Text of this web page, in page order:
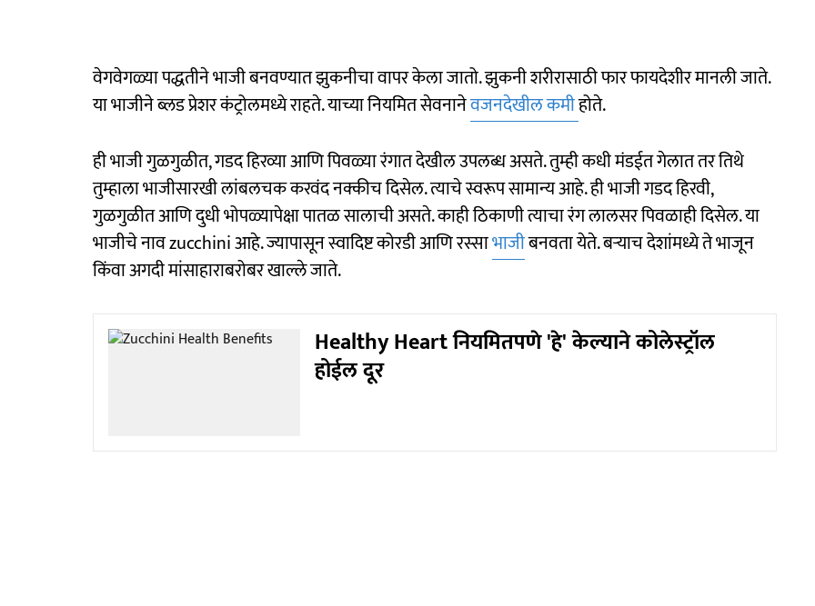
वेगवेगळ्या पद्धतीने भाजी बनवण्यात झुकनीचा वापर केला जातो. झुकनी शरीरासाठी फार फायदेशीर मानली जाते.
या भाजीने ब्लड प्रेशर कंट्रोलमध्ये राहते. याच्या नियमित सेवनानेवजनदेखील कमीहोते.
ही भाजी गुळगुळीत, गडद हिरव्या आणि पिवळ्या रंगात देखील उपलब्ध असते. तुम्ही कधी मंडईत गेलात तर तिथे
तुम्हाला भाजीसारखी लांबलचक करवंद नक्कीच दिसेल. त्याचे स्वरूप सामान्य आहे. ही भाजी गडद हिरवी,
गुळगुळीत आणि दुधी भोपळ्यापेक्षा पातळ सालाची असते. काही ठिकाणी त्याचा रंग लालसर पिवळाही दिसेल. या
भाजीचे नाव zucchini आहे. ज्यापासून स्वादिष्ट कोरडी आणि रस्साभाजीबनवता येते. बर्‍याच देशांमध्ये ते भाजून
किंवा अगदी मांसाहाराबरोबर खाल्ले जाते.
Healthy Heart नियमितपणे 'हे' केल्याने कोलेस्ट्रॉल
होईल दूर